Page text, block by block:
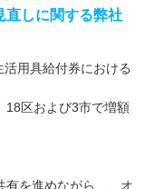
直しに関する弊社
用具給付券における
18区および3市で増額
有を進めながら、、オ